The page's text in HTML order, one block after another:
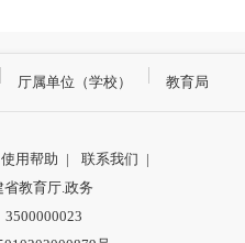
厅属单位（学校） 教育局
使用帮助 | 联系我们 |
教育厅.政务
3500000023